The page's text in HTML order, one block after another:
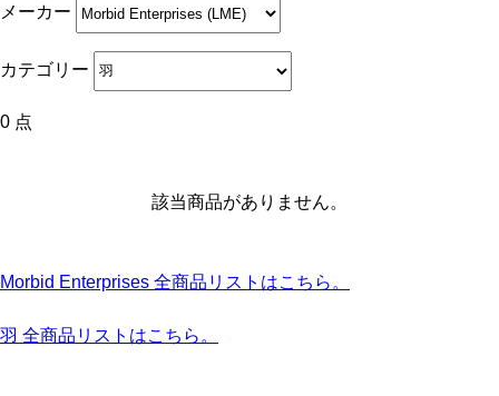
メーカー
カテゴリー
0 点
該当商品がありません。
Morbid Enterprises 全商品リストはこちら。
羽 全商品リストはこちら。